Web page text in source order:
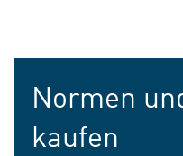
Normen
kaufen